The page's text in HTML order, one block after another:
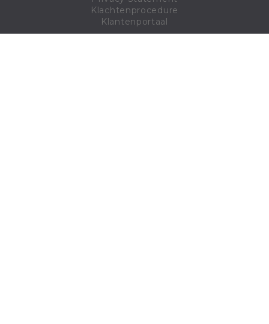
Klachtenprocedure
Klantenportaal